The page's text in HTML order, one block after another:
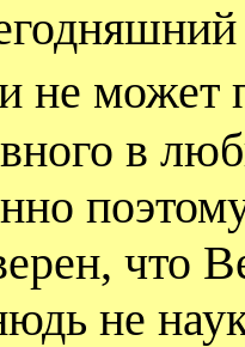
не
в
что
не